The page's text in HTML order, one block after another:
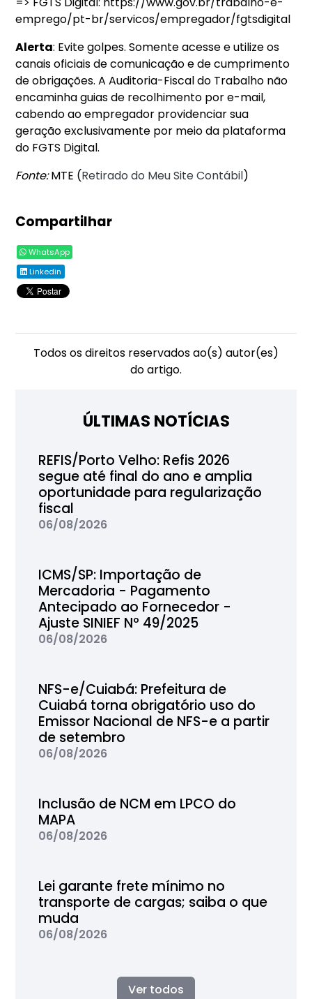
emprego/pt-br/servicos/empregador/fgtsdigital
Alerta: Evite golpes. Somente acesse e utilize os
canais oficiais de comunicação e de cumprimento
de obrigações. A Auditoria-Fiscal do Trabalho não
encaminha guias de recolhimento por e-mail,
cabendo ao empregador providenciar sua
geração exclusivamente por meio da plataforma
do FGTS Digital.
Fonte:MTE (Retirado do Meu Site Contábil)
Compartilhar
WhatsApp
Linkedin
Todos os direitos reservados ao(s) autor(es)
do artigo.
ÚLTIMAS NOTÍCIAS
REFIS/Porto Velho: Refis 2026
segue até final do ano e amplia
oportunidade para regularização
fiscal
06/08/2026
ICMS/SP: Importação de
Mercadoria - Pagamento
Antecipado ao Fornecedor -
Ajuste SINIEF Nº 49/2025
06/08/2026
NFS-e/Cuiabá: Prefeitura de
Cuiabá torna obrigatório uso do
Emissor Nacional de NFS-e a partir
de setembro
06/08/2026
Inclusão de NCM em LPCO do
MAPA
06/08/2026
Lei garante frete mínimo no
transporte de cargas; saiba o que
muda
06/08/2026
Ver todos